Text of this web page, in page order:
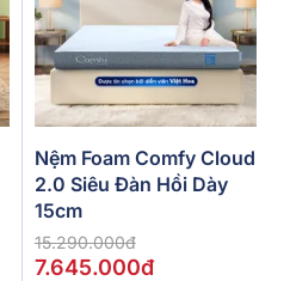
Nệm Foam Comfy Cloud
2.0 Siêu Đàn Hồi Dày
15cm
15.290.000đ
7.645.000đ